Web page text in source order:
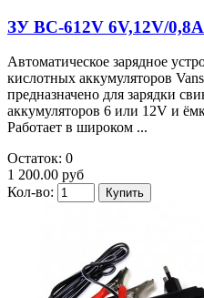
ЗУ BC-612V 6V,12V/
Автоматическое зарядное
кислотных аккумуляторов
предназначено для зарядки
аккумуляторов 6 или 12V и
Работает в широком ...
Остаток: 0
1 200.00 руб
Кол-во: